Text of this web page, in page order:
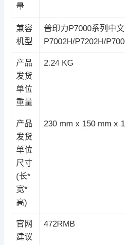
量
兼容
机型
普印力P7000系列中
P7002H/P7202H/
产品
发货
单位
重量
2.24 KG
产品
发货
单位
尺寸
(长*
宽*
高)
230 mm x 150 mm x
官网
建议
472RMB